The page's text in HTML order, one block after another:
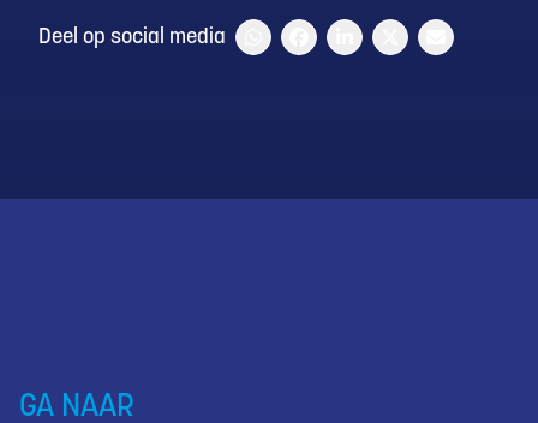
Deel op social media
GA NAAR